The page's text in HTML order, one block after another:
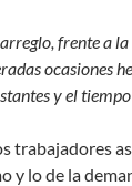
frente a
ocasiones
y el
trabajadores
y lo de la